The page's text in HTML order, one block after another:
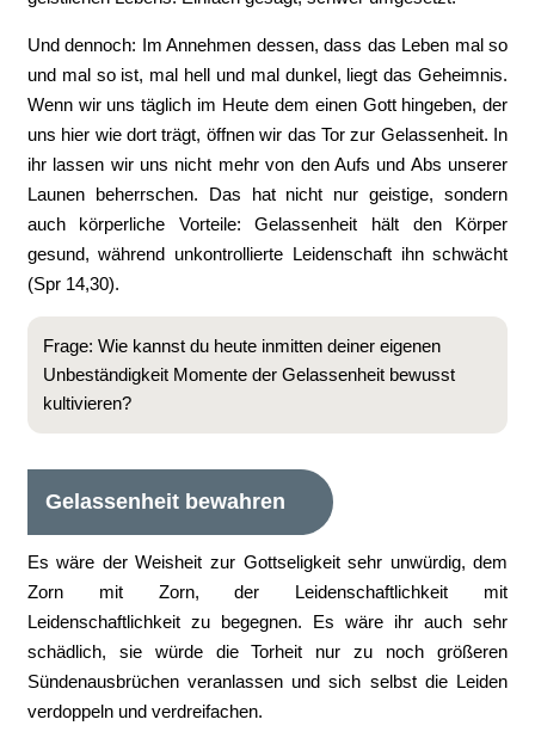
Und dennoch: Im Annehmen dessen, dass das Leben mal so
und mal so ist, mal hell und mal dunkel, liegt das Geheimnis.
Wenn wir uns täglich im Heute dem einen Gott hingeben, der
uns hier wie dort trägt, öffnen wir das Tor zur Gelassenheit. In
ihr lassen wir uns nicht mehr von den Aufs und Abs unserer
Launen beherrschen. Das hat nicht nur geistige, sondern
auch körperliche Vorteile: Gelassenheit hält den Körper
gesund, während unkontrollierte Leidenschaft ihn schwächt
(Spr 14,30).
Frage: Wie kannst du heute inmitten deiner eigenen
Unbeständigkeit Momente der Gelassenheit bewusst
kultivieren?
Gelassenheit bewahren
Es wäre der Weisheit zur Gottseligkeit sehr unwürdig, dem
Zorn mit Zorn, der Leidenschaftlichkeit mit
Leidenschaftlichkeit zu begegnen. Es wäre ihr auch sehr
schädlich, sie würde die Torheit nur zu noch größeren
Sündenausbrüchen veranlassen und sich selbst die Leiden
verdoppeln und verdreifachen.